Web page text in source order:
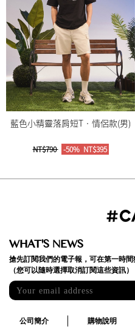
藍色小精靈落肩短T‧情侶款(男)
NT$790 -50% NT$395
WHAT'S NEWS
搶先訂閱我們的電子報，可在第一時
（您可以隨時選擇取消訂閱這些資訊）
公司簡介 購物說明